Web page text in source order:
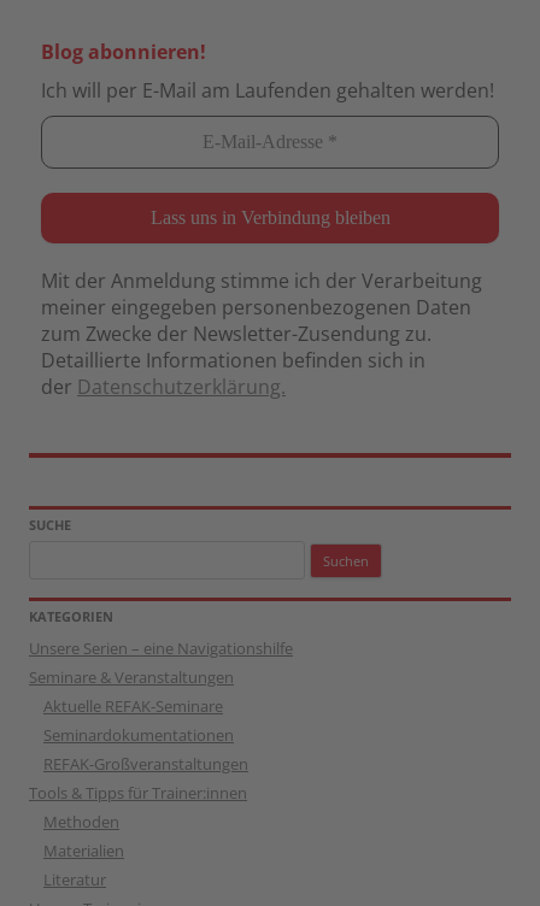
Blog abonnieren!
Ich will per E-Mail am Laufenden gehalten werden!
Mit der Anmeldung stimme ich der Verarbeitung
meiner eingegeben personenbezogenen Daten
zum Zwecke der Newsletter-Zusendung zu.
Detaillierte Informationen befinden sich in
der Datenschutzerklärung.
SUCHE
KATEGORIEN
Unsere Serien – eine Navigationshilfe
Seminare & Veranstaltungen
Aktuelle REFAK-Seminare
Seminardokumentationen
REFAK-Großveranstaltungen
Tools & Tipps für Trainer:innen
Methoden
Materialien
Literatur